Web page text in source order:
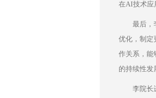
在AI技术应
最后，
优化，制定
作关系，能
的持续性发
李院长